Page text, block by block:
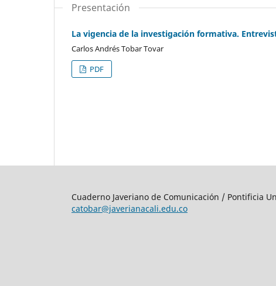
Presentación
La vigencia de la investigación formativa.
Carlos Andrés Tobar Tovar
PDF
Cuaderno Javeriano de Comunicación / Pontificia
catobar@javerianacali.edu.co